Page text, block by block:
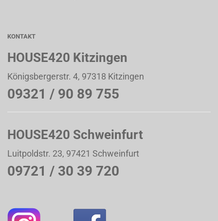
KONTAKT
HOUSE420 Kitzingen
Königsbergerstr. 4, 97318 Kitzingen
09321 / 90 89 755
HOUSE420 Schweinfurt
Luitpoldstr. 23, 97421 Schweinfurt
09721 / 30 39 720